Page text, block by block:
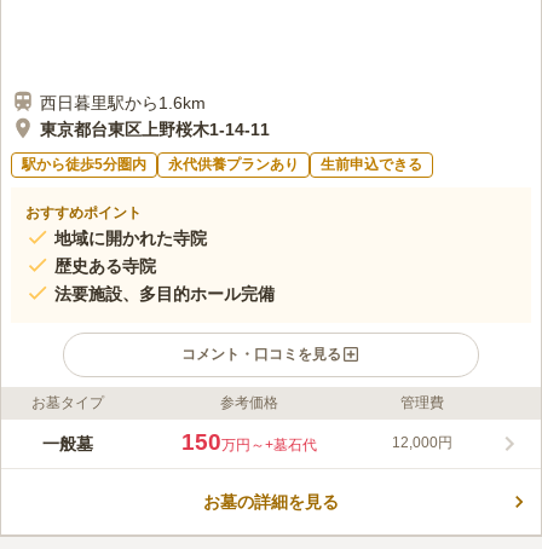
西日暮里駅から1.6km
東京都台東区上野桜木1-14-11
駅から徒歩5分圏内 永代供養プランあり 生前申込できる
おすすめポイント
地域に開かれた寺院
歴史ある寺院
法要施設、多目的ホール完備
コメント・口コミを見る
ライフドット編集部のコメント
台東区上野桜木に位置する天台宗東叡山 寛永寺墓地は、自然に
あり、緑の木々や美しい桜など。庭園内も見所が満載です。本堂
お墓タイプ 参考価格 管理費
一般墓 150万円～+墓石代 12,000円
お墓の詳細を見る